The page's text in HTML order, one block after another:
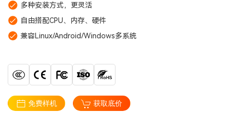
多种安装方式，更灵活
自由搭配CPU、内存、硬件
兼容Linux/Android/Windows多系统
免费样机 获取底价